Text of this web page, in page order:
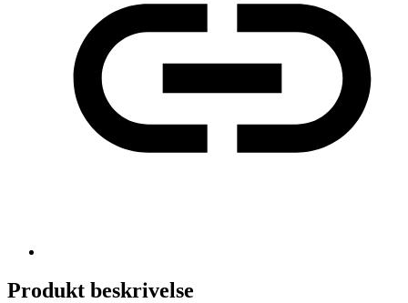
Produkt beskrivelse